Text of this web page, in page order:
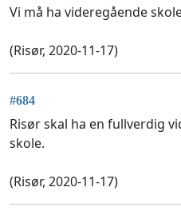
Vi må ha videregående
(Risør, 2020-11-17)
#684
Risør skal ha en fullverdig
skole.
(Risør, 2020-11-17)